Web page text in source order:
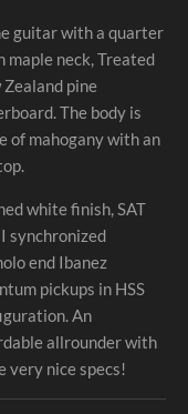
guitar with a quarter
maple neck, Treated
Zealand pine
The body is
of mahogany with an
white finish, SAT
synchronized
end Ibanez
pickups in HSS
An
allrounder with
very nice specs!